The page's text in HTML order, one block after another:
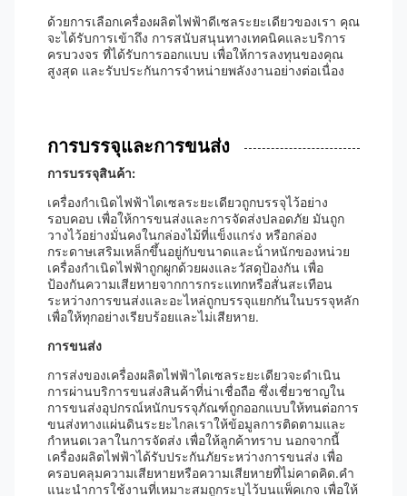
ด้วยการเลือกเครื่องผลิตไฟฟ้าดีเซลระยะเดียวของเรา คุณ
จะได้รับการเข้าถึง การสนับสนุนทางเทคนิคและบริการ
ครบวงจร ที่ได้รับการออกแบบ เพื่อให้การลงทุนของคุณ
สูงสุด และรับประกันการจําหน่ายพลังงานอย่างต่อเนื่อง
การบรรจุและการขนส่ง
การบรรจุสินค้า:
เครื่องกําเนิดไฟฟ้าไดเซลระยะเดียวถูกบรรจุไว้อย่าง
รอบคอบ เพื่อให้การขนส่งและการจัดส่งปลอดภัย มันถูก
วางไว้อย่างมั่นคงในกล่องไม้ที่แข็งแกร่ง หรือกล่อง
กระดาษเสริมเหล็กขึ้นอยู่กับขนาดและน้ําหนักของหน่วย
เครื่องกําเนิดไฟฟ้าถูกผูกด้วยผงและวัสดุป้องกัน เพื่อ
ป้องกันความเสียหายจากการกระแทกหรือสั่นสะเทือน
ระหว่างการขนส่งและอะไหล่ถูกบรรจุแยกกันในบรรจุหลัก
เพื่อให้ทุกอย่างเรียบร้อยและไม่เสียหาย.
การขนส่ง
การส่งของเครื่องผลิตไฟฟ้าไดเซลระยะเดียวจะดําเนิน
การผ่านบริการขนส่งสินค้าที่น่าเชื่อถือ ซึ่งเชี่ยวชาญใน
การขนส่งอุปกรณ์หนักบรรจุภัณฑ์ถูกออกแบบให้ทนต่อการ
ขนส่งทางแผ่นดินระยะไกลเราให้ข้อมูลการติดตามและ
กําหนดเวลาในการจัดส่ง เพื่อให้ลูกค้าทราบ นอกจากนี้
เครื่องผลิตไฟฟ้าได้รับประกันภัยระหว่างการขนส่ง เพื่อ
ครอบคลุมความเสียหายหรือความเสียหายที่ไม่คาดคิด.คํา
แนะนําการใช้งานที่เหมาะสมถูกระบุไว้บนแพ็คเกจ เพื่อให้